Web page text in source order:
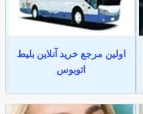
اولین مرجع خرید آنلاین بلیط
اتوبوس